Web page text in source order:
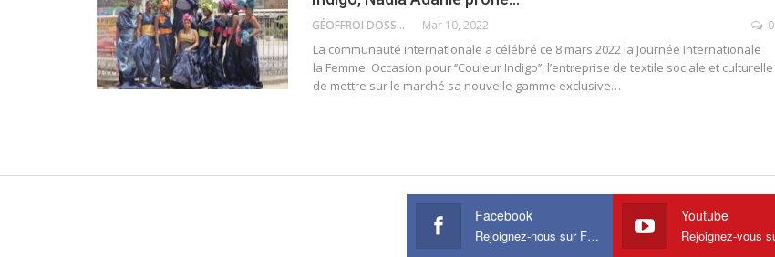
GÉOFFROI DOSSOU Mar 10, 2022 0
La communauté internationale a célébré ce 8 mars 2022 la Journée Internationale
la Femme. Occasion pour ‘’Couleur Indigo’’, l’entreprise de textile sociale et culturelle
de mettre sur le marché sa nouvelle gamme exclusive…
Facebook
Rejoignez-nous sur Facebook
Youtube